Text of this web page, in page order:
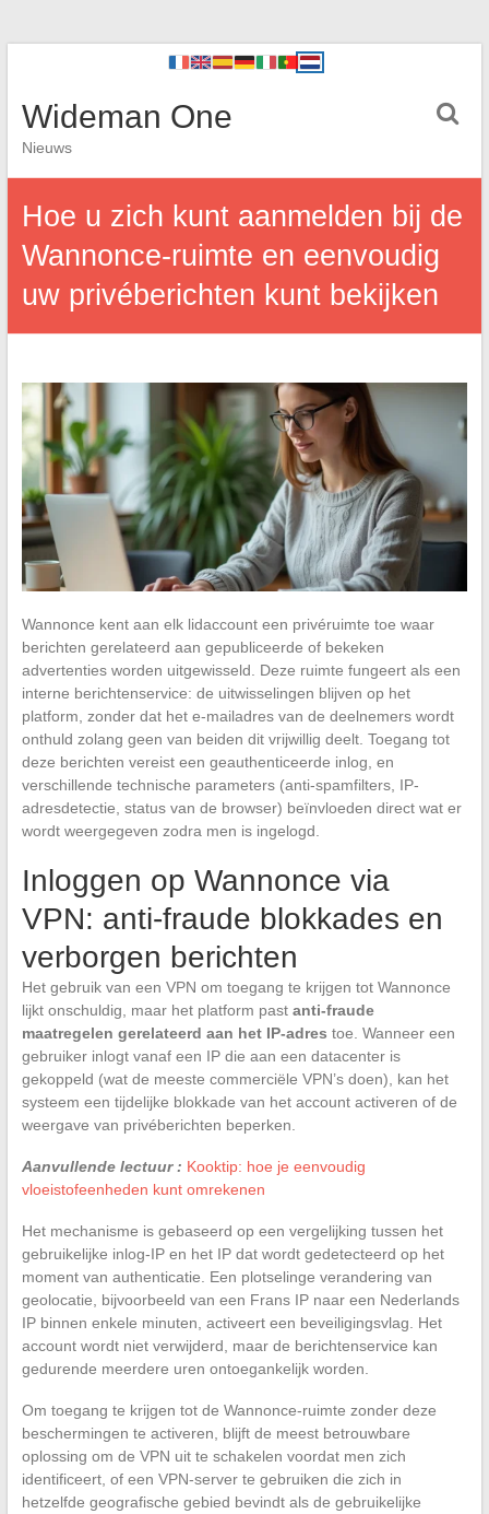
Wideman One
Nieuws
Hoe u zich kunt aanmelden bij de
Wannonce-ruimte en eenvoudig
uw privéberichten kunt bekijken
Wannonce kent aan elk lidaccount een privéruimte toe waar
berichten gerelateerd aan gepubliceerde of bekeken
advertenties worden uitgewisseld. Deze ruimte fungeert als een
interne berichtenservice: de uitwisselingen blijven op het
platform, zonder dat het e-mailadres van de deelnemers wordt
onthuld zolang geen van beiden dit vrijwillig deelt. Toegang tot
deze berichten vereist een geauthenticeerde inlog, en
verschillende technische parameters (anti-spamfilters, IP-
adresdetectie, status van de browser) beïnvloeden direct wat er
wordt weergegeven zodra men is ingelogd.
Inloggen op Wannonce via
VPN: anti-fraude blokkades en
verborgen berichten
Het gebruik van een VPN om toegang te krijgen tot Wannonce
lijkt onschuldig, maar het platform past anti-fraude
maatregelen gerelateerd aan het IP-adres toe. Wanneer een
gebruiker inlogt vanaf een IP die aan een datacenter is
gekoppeld (wat de meeste commerciële VPN’s doen), kan het
systeem een tijdelijke blokkade van het account activeren of de
weergave van privéberichten beperken.
Aanvullende lectuur : Kooktip: hoe je eenvoudig
vloeistofeenheden kunt omrekenen
Het mechanisme is gebaseerd op een vergelijking tussen het
gebruikelijke inlog-IP en het IP dat wordt gedetecteerd op het
moment van authenticatie. Een plotselinge verandering van
geolocatie, bijvoorbeeld van een Frans IP naar een Nederlands
IP binnen enkele minuten, activeert een beveiligingsvlag. Het
account wordt niet verwijderd, maar de berichtenservice kan
gedurende meerdere uren ontoegankelijk worden.
Om toegang te krijgen tot de Wannonce-ruimte zonder deze
beschermingen te activeren, blijft de meest betrouwbare
oplossing om de VPN uit te schakelen voordat men zich
identificeert, of een VPN-server te gebruiken die zich in
hetzelfde geografische gebied bevindt als de gebruikelijke